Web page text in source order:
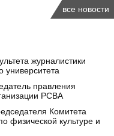
все новости
журналистики
университета
правления
РСВА
Комитета
физической культуре и